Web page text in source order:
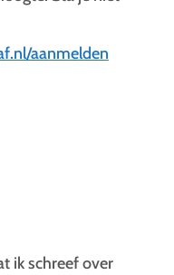
aanmelden
ik schreef over